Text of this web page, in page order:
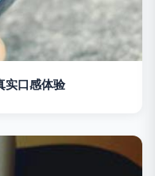
实口感体验